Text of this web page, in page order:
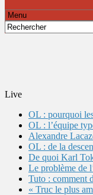
Live
OL : pourquoi
OL : l’équipe
Alexandre
OL : de la
De quoi Karl
Le problème de
Tuto : comment
« Truc le plus